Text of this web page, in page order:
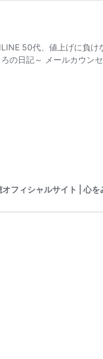
50代、値上げに負け
ろの日記～ メールカウ
オフィシャルサイト | 心